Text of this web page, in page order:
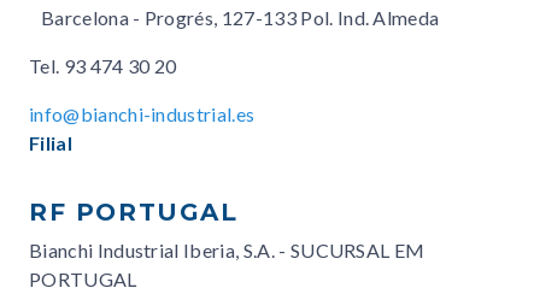
Barcelona - Progrés, 127-133 Pol. Ind. Almeda
Tel. 93 474 30 20
info@bianchi-industrial.es
Filial
RF PORTUGAL
Bianchi Industrial Iberia, S.A. - SUCURSAL EM
PORTUGAL